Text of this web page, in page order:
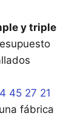
y triple
45 27 21
fábrica